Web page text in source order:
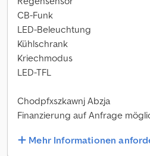
CB-Funk
LED-Beleuchtung
Kühlschrank
Kriechmodus
LED-TFL
Chodpfxszkawnj Abzja
Finanzierung auf Anfrage
Mehr Informationen